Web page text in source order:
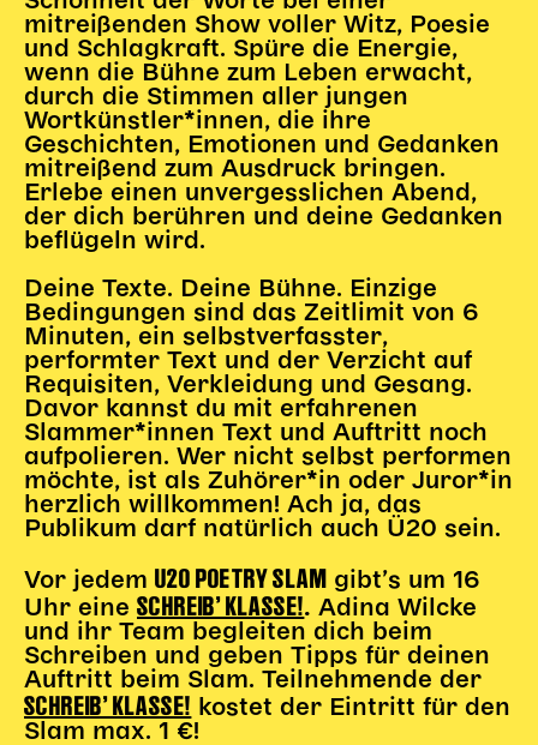
Partnerklasse + Partnerschule
Schulabenteuernacht
Probenklasse
Theaterklasse
Vorstellungen für pädagogische Institutionen
Angebote für Pädagog*innen
PädagogikClub
Open House
Newsletter für pädagogische Institutionen
DIGITALE BÜHNE
Gl!tch4
Wem gehört die Bühne?
House of Hybrid Rebels
HAUS
Über Uns
Unser Blog
Team
mitreißenden Show voller Witz, Poesie
und Schlagkraft. Spüre die Energie,
wenn die Bühne zum Leben erwacht,
durch die Stimmen aller jungen
Wortkünstler*innen, die ihre
Geschichten, Emotionen und Gedanken
mitreißend zum Ausdruck bringen.
Erlebe einen unvergesslichen Abend,
der dich berühren und deine Gedanken
beflügeln wird.
Deine Texte. Deine Bühne. Einzige
Bedingungen sind das Zeitlimit von 6
Minuten, ein selbstverfasster,
performter Text und der Verzicht auf
Requisiten, Verkleidung und Gesang.
Davor kannst du mit erfahrenen
Slammer*innen Text und Auftritt noch
aufpolieren. Wer nicht selbst performen
möchte, ist als Zuhörer*in oder Juror*in
herzlich willkommen! Ach ja, das
Publikum darf natürlich auch Ü20 sein.
Vor jedem U20 POETRY SLAM gibt’s um 16
Uhr eine SCHREIB’ KLASSE!.Adina Wilcke
und ihr Team begleiten dich beim
Schreiben und geben Tipps für deinen
Auftritt beim Slam. Teilnehmende der
SCHREIB’ KLASSE! kostet der Eintritt für den
Slam max. 1 €!